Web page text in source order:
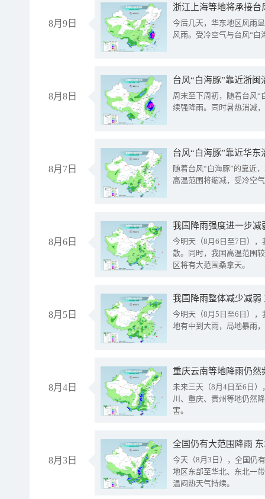
8月9日
浙江上海等地将承接台
今后几天，华东地区风雨
风雨。受冷空气与台风“白
8月8日
台风“白海豚”靠近浙
周末至下周初，随着台风“
续强降雨。同时暑热消减
8月7日
台风“白海豚”靠近华
随着台风“白海豚”的靠近
高温范围将缩减，受冷空
8月6日
今明天（8月6日至7日）
散。同时，我国高温范围
区将有大范围桑拿天。
8月5日
我国降雨整体减少减弱
今明天（8月5日至6日）
地有中到大雨，局地暴雨
8月4日
重庆云南等地降雨仍然
未来三天（8月4日至6日
川、重庆、贵州等地仍然
害。
8月3日
全国仍有大范围降雨
今天（8月3日），全国仍
地区东部至华北、东北一
温闷热天气持续。